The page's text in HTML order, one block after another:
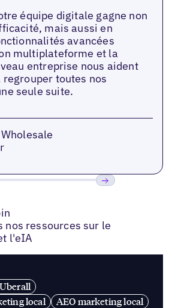
équipe digitale gagne non
mais aussi en
avancées
multiplateforme et la
entreprise nous aident
toutes nos
seule suite.
nos ressources sur le
l'eIA
local
AEO marketing local